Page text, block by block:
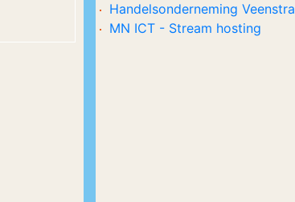
Handelsonderneming Veenstra
MN ICT - Stream hosting